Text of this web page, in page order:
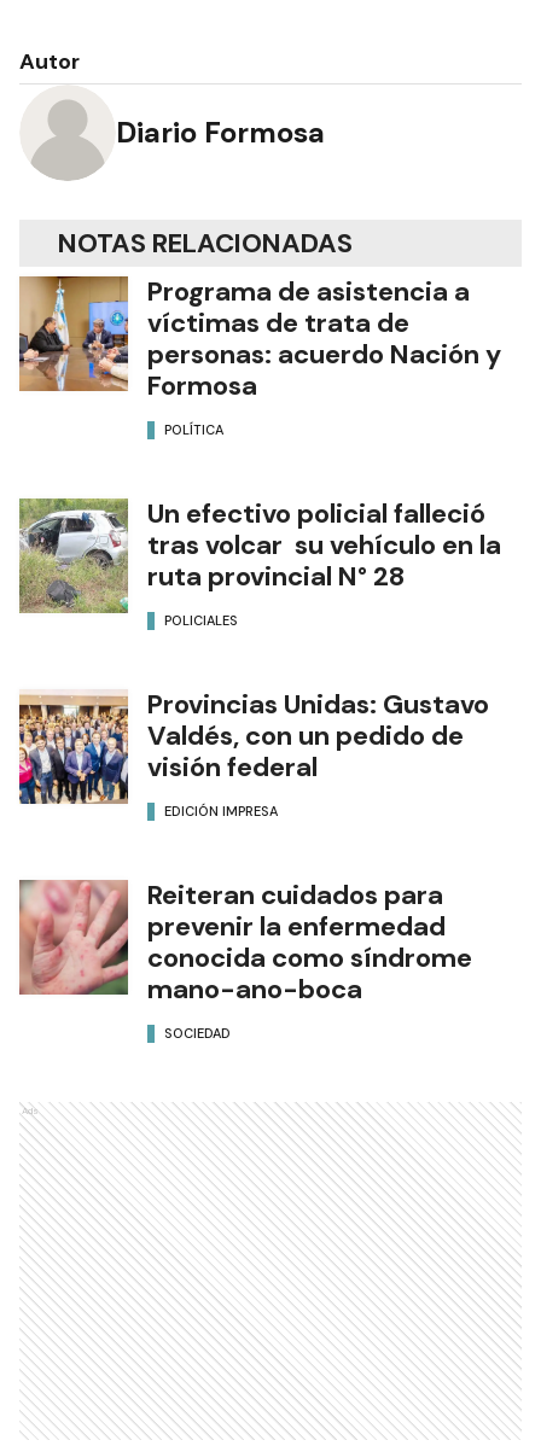
Autor
Diario Formosa
NOTAS RELACIONADAS
Programa de asistencia a
víctimas de trata de
personas: acuerdo Nación y
Formosa
POLÍTICA
Un efectivo policial falleció
tras volcar su vehículo en la
ruta provincial N° 28
POLICIALES
Provincias Unidas: Gustavo
Valdés, con un pedido de
visión federal
EDICIÓN IMPRESA
Reiteran cuidados para
prevenir la enfermedad
conocida como síndrome
mano-ano-boca
SOCIEDAD
Ads